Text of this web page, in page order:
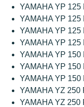
YAMAHA YP 125
YAMAHA YP 125
YAMAHA YP 125
YAMAHA YP 125
YAMAHA YP 150
YAMAHA YP 150
YAMAHA YP 150
YAMAHA YZ 250
YAMAHA YZ 250